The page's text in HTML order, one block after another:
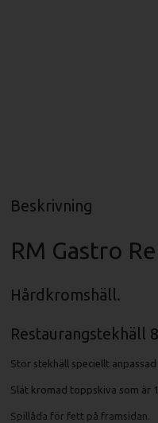
Beskrivning
RM Gastro
Hårdkromshäll.
Restaurangstekhäll
Stor stekhäll speciellt
Slät kromad toppskiva som är
Spillåda för fett på framsidan.